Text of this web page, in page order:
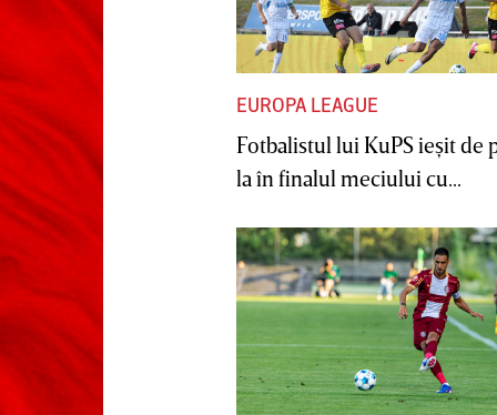
EUROPA LEAGUE
Fotbalistul lui KuPS ieşit de
la în finalul meciului cu...